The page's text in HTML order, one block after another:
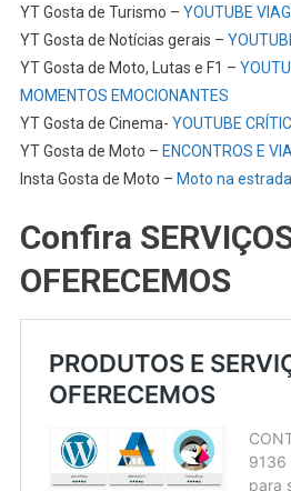
YT Gosta de Turismo – YOUTUBE
YT Gosta de Notícias gerais –
YT Gosta de Moto, Lutas e F1 –
MOMENTOS EMOCIONANTES
YT Gosta de Cinema- YOUTUBE
YT Gosta de Moto – ENCONTROS E
Insta Gosta de Moto – Moto na
Confira
OFERECEMOS